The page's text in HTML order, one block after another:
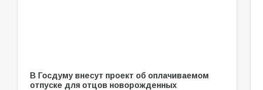
В Госдуму внесут проект об оплачиваемом
отпуске для отцов новорожденных